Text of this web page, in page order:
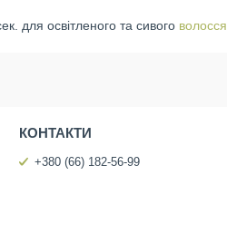
для освітленого та сивого волосся
КОНТАКТИ
+380 (66) 182-56-99